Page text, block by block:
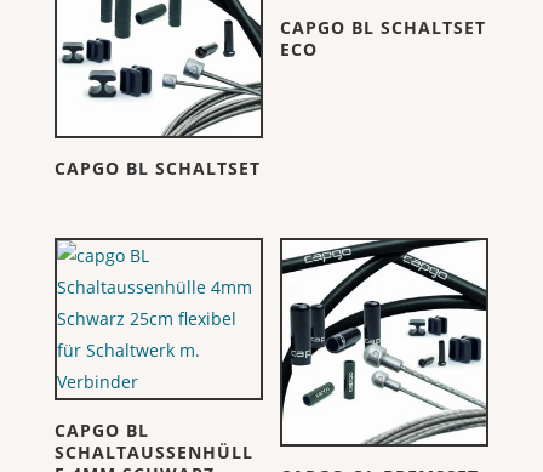
CAPGO BL SCHALTSET
CAPGO BL SCHALTSET
ECO
CAPGO BL
SCHALTAUSSENHÜLL